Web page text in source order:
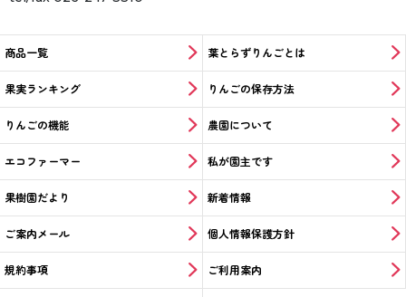
商品一覧 葉とらずりんごとは
果実ランキング りんごの保存方法
りんごの機能 農園について
エコファーマー 私が園主です
果樹園だより 新着情報
ご案内メール 個人情報保護方針
規約事項 ご利用案内